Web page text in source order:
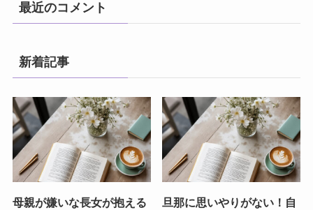
最近のコメント
新着記事
母親が嫌いな長女が抱える
旦那に思いやりがない！自